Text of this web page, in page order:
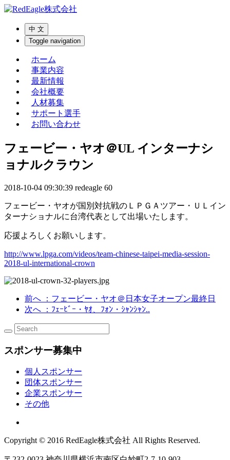
中 文
Toggle navigation
ホーム
事業内容
最新情報
会社概要
人材募集
サポート選手
お問い合わせ
フェービー・ヤオ＠UL インターナシ
ョナルクラウン
2018-10-04 09:30:39 redeagle 60
フェービー・ヤオが国別対抗戦のＬＰＧＡツアー・ＵＬイン
ターナショナルに台湾代表として出場いたします。
応援よろしくお願いします。
http://www.lpga.com/videos/team-chinese-taipei-media-session-
2018-ul-international-crown
前へ
：フェービー・ヤオ＠日本女子オープン最終日
次へ
：ﾌｪｰﾋﾞｰ・ﾔｵ、ﾌｫﾝ・ｼｬﾝｼｬﾝ..
スポンサー募集中
個人スポンサー
団体スポンサー
企業スポンサー
その他
Copyright © 2016 RedEagle株式会社 All Rights Reserved.